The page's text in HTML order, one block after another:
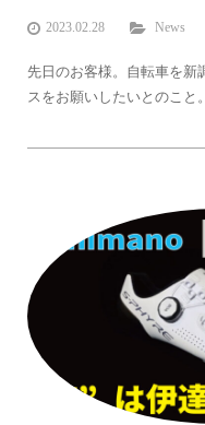
2023.02.28 News
先日のお客様。自転車を新
スをお願いしたいとのこ